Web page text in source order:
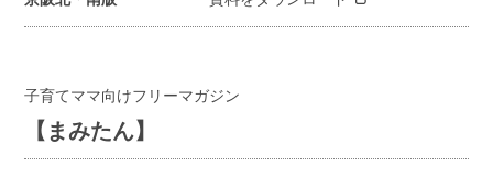
子育てママ向けフリーマガジン
【まみたん】